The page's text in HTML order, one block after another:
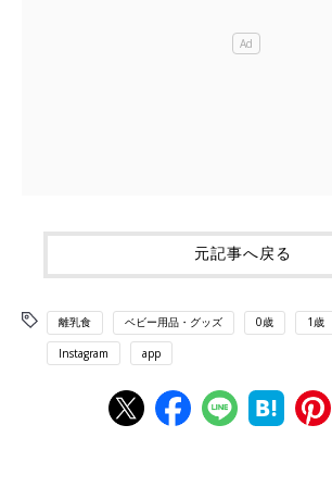
元記事へ戻る
離乳食 ベビー用品・グッズ 0歳 1歳
Instagram app